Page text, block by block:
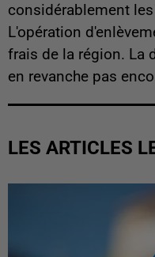
considérablement
L'opération
frais de la région. La
en revanche pas
LES ARTICLES